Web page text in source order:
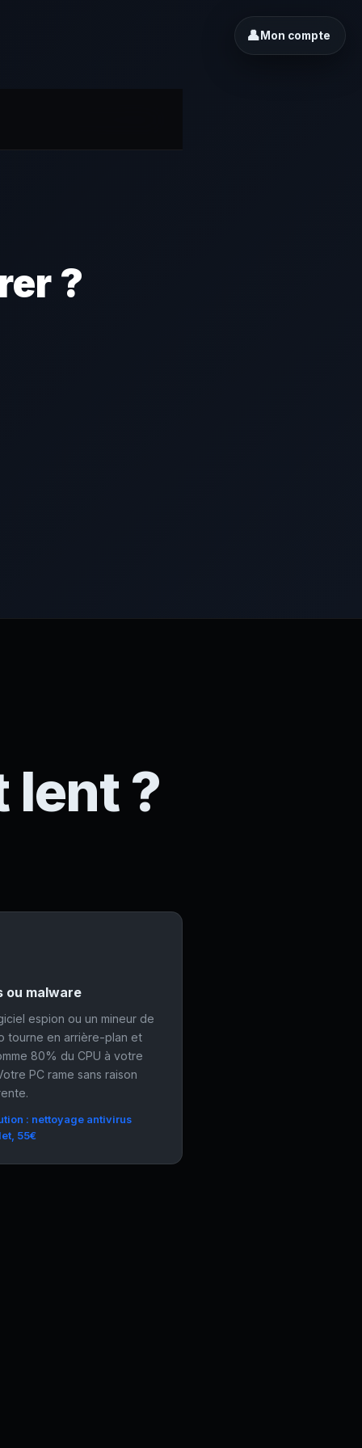
👤Mon compte
?
lent ?
ou malware
espion ou un mineur de
tourne en arrière-plan et
80% du CPU à votre
PC rame sans raison
: nettoyage antivirus
55€